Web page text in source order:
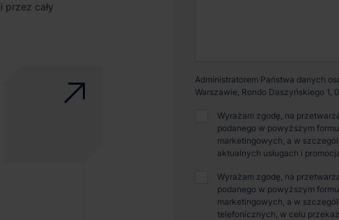
przez cały
Administratorem Państwa danych
Warszawie, Rondo Daszyńskiego 1,
Wyrażam zgodę, na
podanego w powyższym
marketingowych, a w
aktualnych usługach i
Wyrażam zgodę, na
podanego w powyższym
marketingowych, a w
telefonicznych, w celu